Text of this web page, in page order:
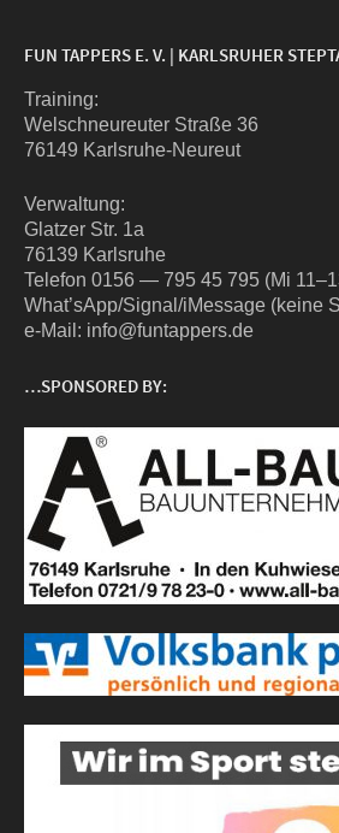
FUN TAPPERS E. V. | KARLSRUHER
Trai­ning:
Wel­sch­neu­reu­ter Stra­ße 36
76149 Karlsruhe-Neureut
Ver­wal­tung:
Glat­zer Str. 1a
76139 Karlsruhe
Tele­fon 0156 — 795 45 795 (Mi
What’sApp/Signal/iMessage (kei­ne
e‑Mail: info@funtappers.de
…SPONSORED BY: